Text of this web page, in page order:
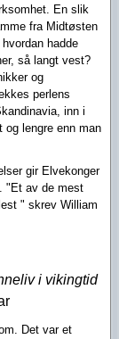
En slik
fra Midtøsten
hadde
så langt vest?
og
perlens
inn i
og lengre enn man
gir Elvekonger
"Et av de mest
" skrev William
i vikingtid
Det var et